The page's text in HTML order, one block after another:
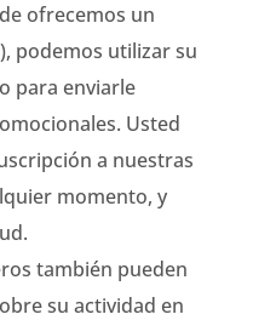
ofrecemos un
podemos utilizar su
para enviarle
Usted
a nuestras
momento, y
también pueden
su actividad en